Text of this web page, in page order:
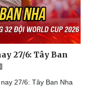
27/6: Tây Ban
27/6: Tây Ban Nha